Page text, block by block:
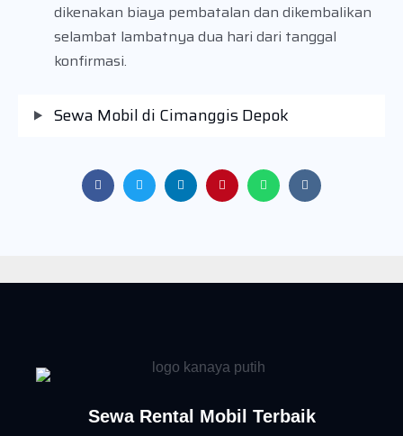
dikenakan biaya pembatalan dan dikembalikan
selambat lambatnya dua hari dari tanggal
konfirmasi.
Sewa Mobil di Cimanggis Depok
Sewa Rental Mobil Terbaik